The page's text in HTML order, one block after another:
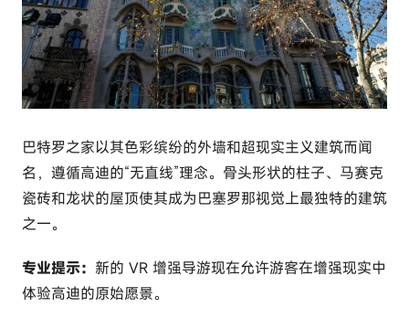
巴特罗之家以其色彩缤纷的外墙和超现实主义建筑而闻
名，遵循高迪的“无直线”理念。骨头形状的柱子、马赛克
瓷砖和龙状的屋顶使其成为巴塞罗那视觉上最独特的建筑
之一。
专业提示： 新的 VR 增强导游现在允许游客在增强现实中
体验高迪的原始愿景。